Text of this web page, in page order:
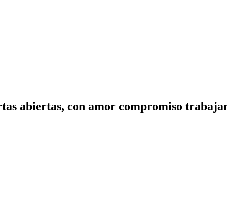
abiertas, con amor compromiso